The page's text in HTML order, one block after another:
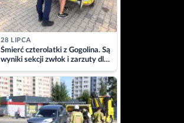
28 LIPCA
Śmierć czterolatki z Gogolina. Są
wyniki sekcji zwłok i zarzuty dla
matki